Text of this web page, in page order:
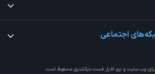
اجتماعی
وب سایت و نرم افزارفست دیکشنری محفوظ است.